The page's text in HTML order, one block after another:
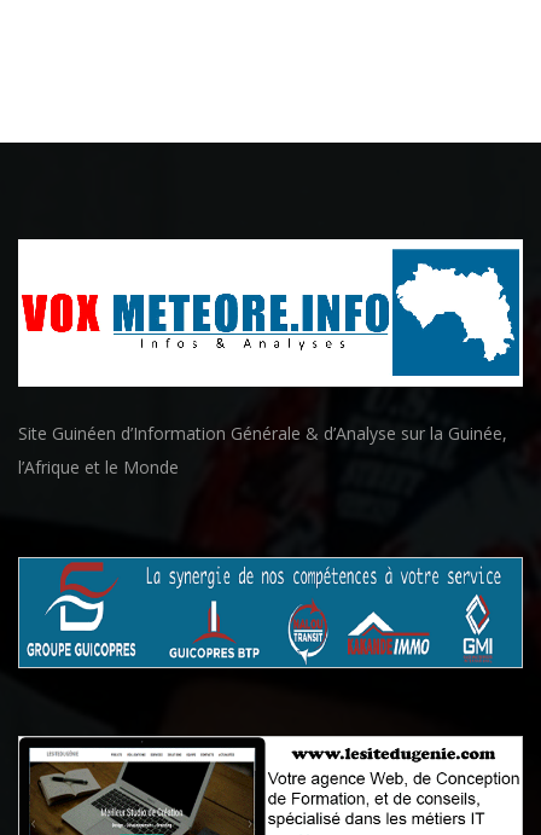
Site Guinéen d’Information Générale & d’Analyse sur la Guinée,
l’Afrique et le Monde